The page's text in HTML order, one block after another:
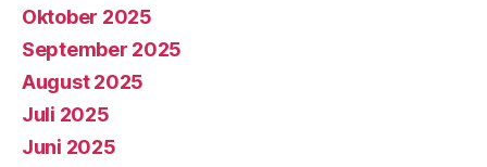
Oktober 2025
September 2025
August 2025
Juli 2025
Juni 2025